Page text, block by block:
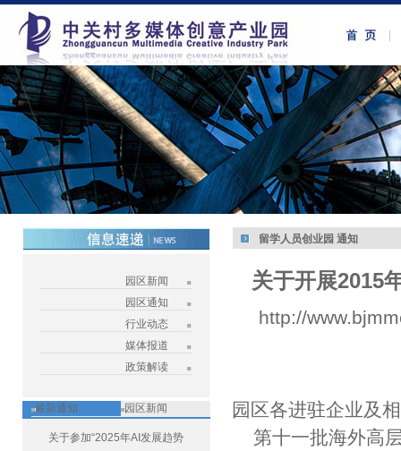
园区新闻
园区通知
行业动态
媒体报道
政策解读
最新通知 园区新闻
关于参加“2025年AI发展趋势
留学人员创业园 通知
关于开展2015
http://
园区各进驻企业及
第十一批海外高